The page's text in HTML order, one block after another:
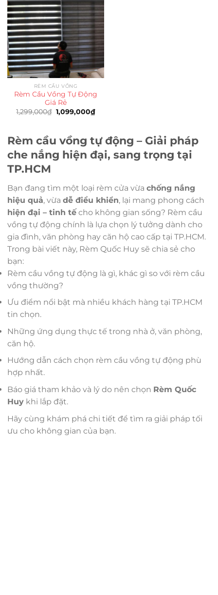
Rèm cầu vồng tự động – Giải pháp
che nắng hiện đại, sang trọng tại
TP.HCM
Bạn đang tìm một loại rèm cửa vừa chống nắng
hiệu quả, vừa dễ điều khiển, lại mang phong cách
hiện đại – tinh tế cho không gian sống? Rèm cầu
vồng tự động chính là lựa chọn lý tưởng dành cho
gia đình, văn phòng hay căn hộ cao cấp tại TP.HCM.
Trong bài viết này, Rèm Quốc Huy sẽ chia sẻ cho
bạn:
Rèm cầu vồng tự động là gì, khác gì so với rèm cầu
vồng thường?
Ưu điểm nổi bật mà nhiều khách hàng tại TP.HCM
tin chọn.
Những ứng dụng thực tế trong nhà ở, văn phòng,
căn hộ.
Hướng dẫn cách chọn rèm cầu vồng tự động phù
hợp nhất.
Báo giá tham khảo và lý do nên chọn Rèm Quốc
Huy khi lắp đặt.
Hãy cùng khám phá chi tiết để tìm ra giải pháp tối
ưu cho không gian của bạn.
RÈM CẦU VỒNG
Rèm Cầu Vồng Tự Động
Giá Rẻ
1,299,000₫ Giá
gốc
1,099,000₫Giá
hiện
1,099,000₫.